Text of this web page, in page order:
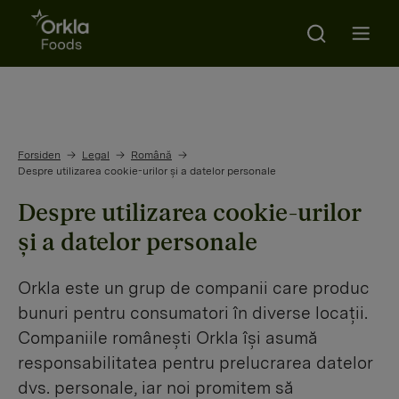
Go to frontpage
Search
Forsiden Legal
Română
Despre utilizarea cookie-urilor și a datelor personale
Despre utilizarea cookie-urilor
și a datelor personale
Orkla este un grup de companii care produc
bunuri pentru consumatori în diverse locații.
Companiile românești Orkla își asumă
responsabilitatea pentru prelucrarea datelor
dvs. personale, iar noi promitem să